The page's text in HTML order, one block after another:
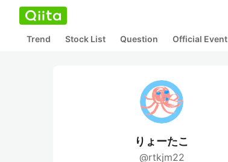
Trend Stock List Question Official Event
りょーたこ
@rtkjm22